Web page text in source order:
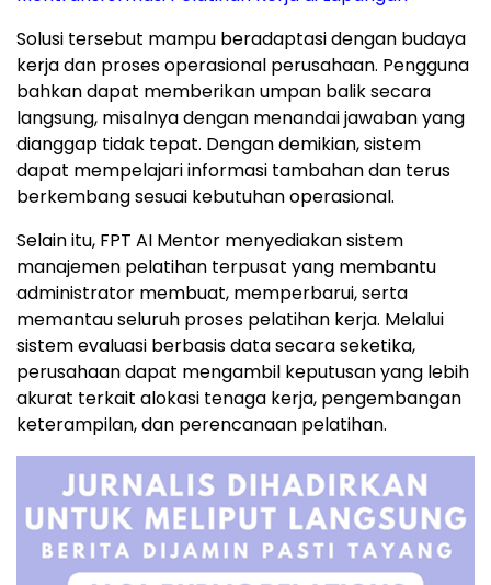
Solusi tersebut mampu beradaptasi dengan budaya
kerja dan proses operasional perusahaan. Pengguna
bahkan dapat memberikan umpan balik secara
langsung, misalnya dengan menandai jawaban yang
dianggap tidak tepat. Dengan demikian, sistem
dapat mempelajari informasi tambahan dan terus
berkembang sesuai kebutuhan operasional.
Selain itu, FPT AI Mentor menyediakan sistem
manajemen pelatihan terpusat yang membantu
administrator membuat, memperbarui, serta
memantau seluruh proses pelatihan kerja. Melalui
sistem evaluasi berbasis data secara seketika,
perusahaan dapat mengambil keputusan yang lebih
akurat terkait alokasi tenaga kerja, pengembangan
keterampilan, dan perencanaan pelatihan.